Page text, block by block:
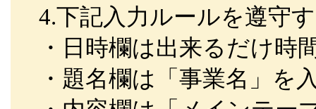
4.下記入力ルールを遵守
・日時欄は出来るだけ時
・題名欄は「事業名」を